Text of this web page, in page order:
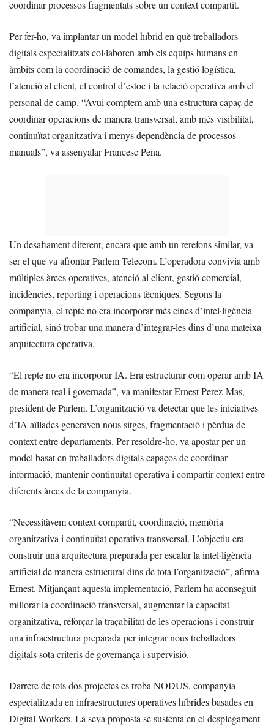
coordinar processos fragmentats sobre un context compartit.
Per fer-ho, va implantar un model híbrid en què treballadors
digitals especialitzats col·laboren amb els equips humans en
àmbits com la coordinació de comandes, la gestió logística,
l’atenció al client, el control d’estoc i la relació operativa amb el
personal de camp. “Avui comptem amb una estructura capaç de
coordinar operacions de manera transversal, amb més visibilitat,
continuïtat organitzativa i menys dependència de processos
manuals”, va assenyalar Francesc Pena.
Un desafiament diferent, encara que amb un rerefons similar, va
ser el que va afrontar Parlem Telecom. L’operadora convivia amb
múltiples àrees operatives, atenció al client, gestió comercial,
incidències, reporting i operacions tècniques. Segons la
companyia, el repte no era incorporar més eines d’intel·ligència
artificial, sinó trobar una manera d’integrar-les dins d’una mateixa
arquitectura operativa.
“El repte no era incorporar IA. Era estructurar com operar amb IA
de manera real i governada”, va manifestar Ernest Perez-Mas,
president de Parlem. L’organització va detectar que les iniciatives
d’IA aïllades generaven nous sitges, fragmentació i pèrdua de
context entre departaments. Per resoldre-ho, va apostar per un
model basat en treballadors digitals capaços de coordinar
informació, mantenir continuïtat operativa i compartir context entre
diferents àrees de la companyia.
“Necessitàvem context compartit, coordinació, memòria
organitzativa i continuïtat operativa transversal. L’objectiu era
construir una arquitectura preparada per escalar la intel·ligència
artificial de manera estructural dins de tota l’organització”, afirma
Ernest. Mitjançant aquesta implementació, Parlem ha aconseguit
millorar la coordinació transversal, augmentar la capacitat
organitzativa, reforçar la traçabilitat de les operacions i construir
una infraestructura preparada per integrar nous treballadors
digitals sota criteris de governança i supervisió.
Darrere de tots dos projectes es troba NODUS, companyia
especialitzada en infraestructures operatives híbrides basades en
Digital Workers. La seva proposta se sustenta en el desplegament